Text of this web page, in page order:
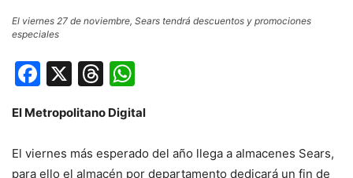
El viernes 27 de noviembre, Sears tendrá descuentos y promociones
especiales
Facebook
X Threads
El Metropolitano Digital
El viernes más esperado del año llega a almacenes Sears,
para ello el almacén por departamento dedicará un fin de